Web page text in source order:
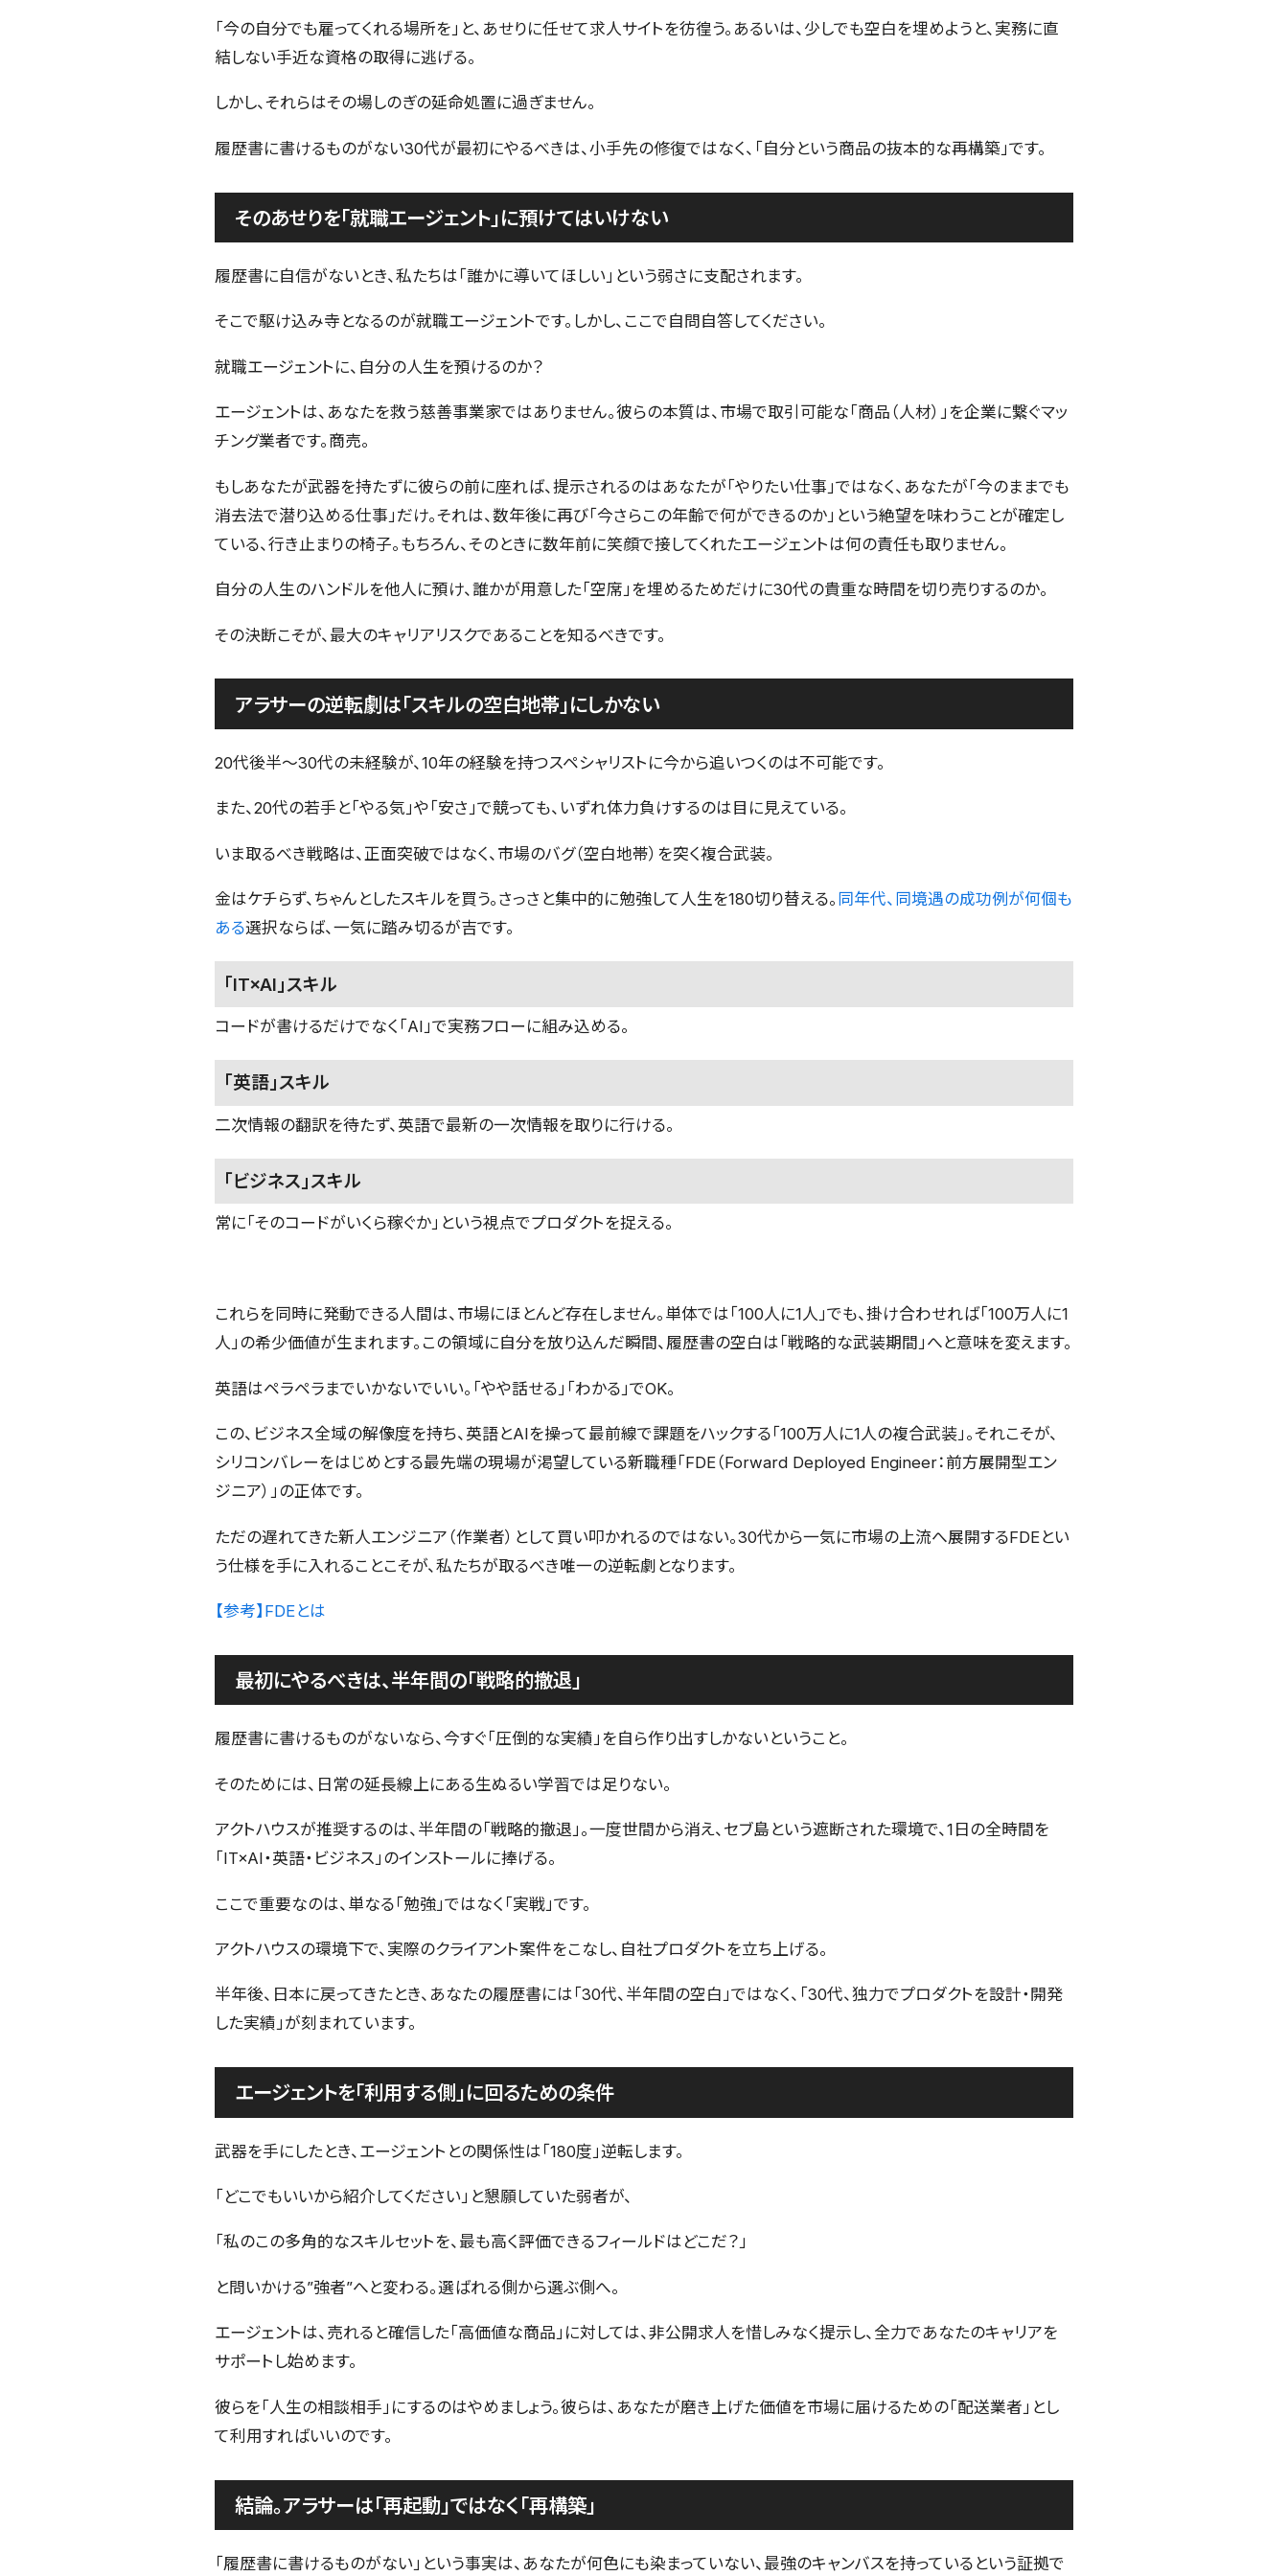
「今の自分でも雇ってくれる場所を」と、あせりに任せて求人サイトを彷徨う。あるいは、少しでも空白を埋めようと、実務に直
結しない手近な資格の取得に逃げる。
しかし、それらはその場しのぎの延命処置に過ぎません。
履歴書に書けるものがない30代が最初にやるべきは、小手先の修復ではなく、「自分という商品の抜本的な再構築」です。
そのあせりを「就職エージェント」に預けてはいけない
履歴書に自信がないとき、私たちは「誰かに導いてほしい」という弱さに支配されます。
そこで駆け込み寺となるのが就職エージェントです。しかし、ここで自問自答してください。
就職エージェントに、自分の人生を預けるのか？
エージェントは、あなたを救う慈善事業家ではありません。彼らの本質は、市場で取引可能な「商品（人材）」を企業に繋ぐマッ
チング業者です。商売。
もしあなたが武器を持たずに彼らの前に座れば、提示されるのはあなたが「やりたい仕事」ではなく、あなたが「今のままでも
消去法で潜り込める仕事」だけ。それは、数年後に再び「今さらこの年齢で何ができるのか」という絶望を味わうことが確定し
ている、行き止まりの椅子。もちろん、そのときに数年前に笑顔で接してくれたエージェントは何の責任も取りません。
自分の人生のハンドルを他人に預け、誰かが用意した「空席」を埋めるためだけに30代の貴重な時間を切り売りするのか。
その決断こそが、最大のキャリアリスクであることを知るべきです。
アラサーの逆転劇は「スキルの空白地帯」にしかない
20代後半〜30代の未経験が、10年の経験を持つスペシャリストに今から追いつくのは不可能です。
また、20代の若手と「やる気」や「安さ」で競っても、いずれ体力負けするのは目に見えている。
いま取るべき戦略は、正面突破ではなく、市場のバグ（空白地帯）を突く複合武装。
金はケチらず、ちゃんとしたスキルを買う。さっさと集中的に勉強して人生を180切り替える。 同年代、同境遇の成功例が何個も
ある選択ならば、一気に踏み切るが吉です。
「IT×AI」スキル
コードが書けるだけでなく「AI」で実務フローに組み込める。
「英語」スキル
二次情報の翻訳を待たず、英語で最新の一次情報を取りに行ける。
「ビジネス」スキル
常に「そのコードがいくら稼ぐか」という視点でプロダクトを捉える。
これらを同時に発動できる人間は、市場にほとんど存在しません。単体では「100人に1人」でも、掛け合わせれば「100万人に1
人」の希少価値が生まれます。この領域に自分を放り込んだ瞬間、履歴書の空白は「戦略的な武装期間」へと意味を変えます。
英語はペラペラまでいかないでいい。「やや話せる」「わかる」でOK。
この、ビジネス全域の解像度を持ち、英語とAIを操って最前線で課題をハックする「100万人に1人の複合武装」。それこそが、
シリコンバレーをはじめとする最先端の現場が渇望している新職種「FDE（Forward Deployed Engineer：前方展開型エン
ジニア）」の正体です。
ただの遅れてきた新人エンジニア（作業者）として買い叩かれるのではない。30代から一気に市場の上流へ展開するFDEとい
う仕様を手に入れることこそが、私たちが取るべき唯一の逆転劇となります。
【参考】FDEとは
最初にやるべきは、半年間の「戦略的撤退」
履歴書に書けるものがないなら、今すぐ「圧倒的な実績」を自ら作り出すしかないということ。
そのためには、日常の延長線上にある生ぬるい学習では足りない。
アクトハウスが推奨するのは、半年間の「戦略的撤退」。一度世間から消え、セブ島という遮断された環境で、1日の全時間を
「IT×AI・英語・ビジネス」のインストールに捧げる。
ここで重要なのは、単なる「勉強」ではなく「実戦」です。
アクトハウスの環境下で、実際のクライアント案件をこなし、自社プロダクトを立ち上げる。
半年後、日本に戻ってきたとき、あなたの履歴書には「30代、半年間の空白」ではなく、「30代、独力でプロダクトを設計・開発
した実績」が刻まれています。
エージェントを「利用する側」に回るための条件
武器を手にしたとき、エージェントとの関係性は「180度」逆転します。
「どこでもいいから紹介してください」と懇願していた弱者が、
「私のこの多角的なスキルセットを、最も高く評価できるフィールドはどこだ？」
と問いかける”強者”へと変わる。選ばれる側から選ぶ側へ。
エージェントは、売れると確信した「高価値な商品」に対しては、非公開求人を惜しみなく提示し、全力であなたのキャリアを
サポートし始めます。
彼らを「人生の相談相手」にするのはやめましょう。彼らは、あなたが磨き上げた価値を市場に届けるための「配送業者」とし
て利用すればいいのです。
結論。アラサーは「再起動」ではなく「再構築」
「履歴書に書けるものがない」という事実は、あなたが何色にも染まっていない、最強のキャンバスを持っているという証拠で